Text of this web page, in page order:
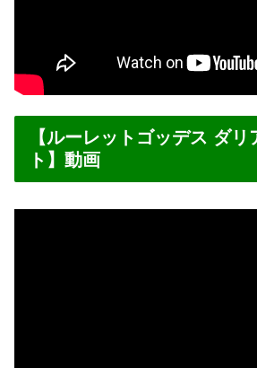
【ルーレットゴッデス ダ
ト】動画